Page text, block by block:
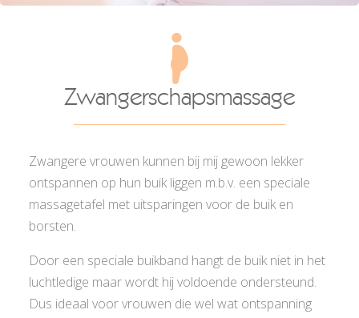
Zwangerschapsmassage
Zwangere vrouwen kunnen bij mij gewoon lekker
ontspannen op hun buik liggen m.b.v. een speciale
massagetafel met uitsparingen voor de buik en
borsten.
Door een speciale buikband hangt de buik niet in het
luchtledige maar wordt hij voldoende ondersteund.
Dus ideaal voor vrouwen die wel wat ontspanning